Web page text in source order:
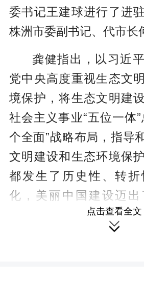
委书记王建球进行了进
株洲市委副书记、代市长
龚健指出，以习近
党中央高度重视生态文
境保护，将生态文明建
社会主义事业“五位一体
个全面”战略布局，指导
文明建设和生态环境保
都发生了历史性、转
化，美丽中国建设迈出
2025年，党中央、国务
态环境保护督察工作条
环境保护督察，推动解
点击查看全文
